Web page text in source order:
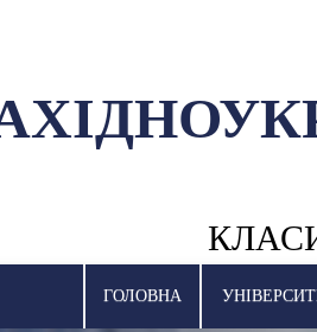
ГОЛОВНА